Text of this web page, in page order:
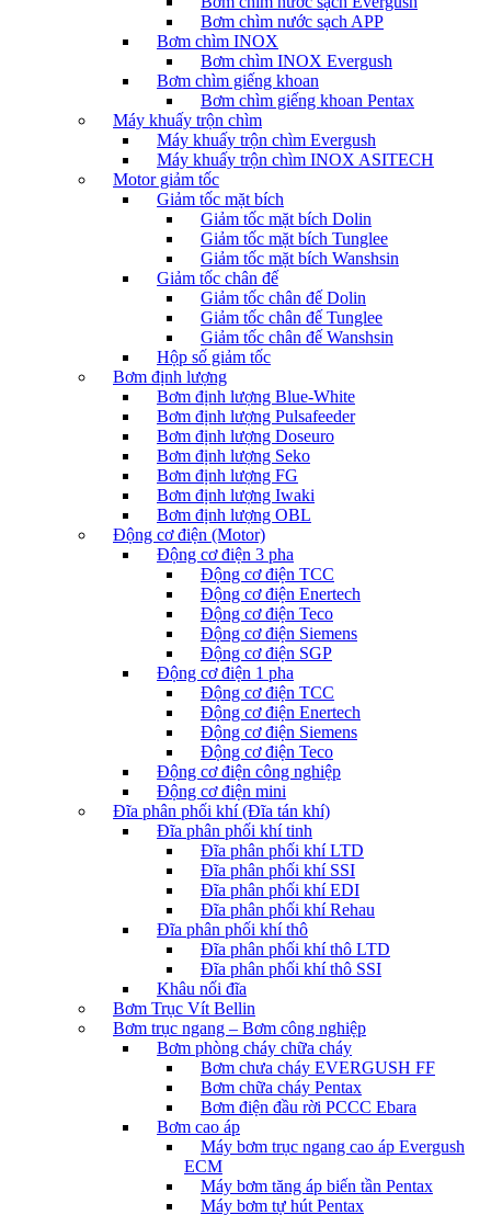
Bơm chìm nước sạch APP
Bơm chìm INOX
Bơm chìm INOX Evergush
Bơm chìm giếng khoan
Bơm chìm giếng khoan Pentax
Máy khuấy trộn chìm
Máy khuấy trộn chìm Evergush
Máy khuấy trộn chìm INOX ASITECH
Motor giảm tốc
Giảm tốc mặt bích
Giảm tốc mặt bích Dolin
Giảm tốc mặt bích Tunglee
Giảm tốc mặt bích Wanshsin
Giảm tốc chân đế
Giảm tốc chân đế Dolin
Giảm tốc chân đế Tunglee
Giảm tốc chân đế Wanshsin
Hộp số giảm tốc
Bơm định lượng
Bơm định lượng Blue-White
Bơm định lượng Pulsafeeder
Bơm định lượng Doseuro
Bơm định lượng Seko
Bơm định lượng FG
Bơm định lượng Iwaki
Bơm định lượng OBL
Động cơ điện (Motor)
Động cơ điện 3 pha
Động cơ điện TCC
Động cơ điện Enertech
Động cơ điện Teco
Động cơ điện Siemens
Động cơ điện SGP
Động cơ điện 1 pha
Động cơ điện TCC
Động cơ điện Enertech
Động cơ điện Siemens
Động cơ điện Teco
Động cơ điện công nghiệp
Động cơ điện mini
Đĩa phân phối khí (Đĩa tán khí)
Đĩa phân phối khí tinh
Đĩa phân phối khí LTD
Đĩa phân phối khí SSI
Đĩa phân phối khí EDI
Đĩa phân phối khí Rehau
Đĩa phân phối khí thô
Đĩa phân phối khí thô LTD
Đĩa phân phối khí thô SSI
Khâu nối đĩa
Bơm Trục Vít Bellin
Bơm trục ngang – Bơm công nghiệp
Bơm phòng cháy chữa cháy
Bơm chưa cháy EVERGUSH FF
Bơm chữa cháy Pentax
Bơm điện đầu rời PCCC Ebara
Bơm cao áp
Máy bơm trục ngang cao áp Evergush
ECM
Máy bơm tăng áp biến tần Pentax
Máy bơm tự hút Pentax